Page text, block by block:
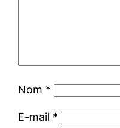
Nom *
E-mail *